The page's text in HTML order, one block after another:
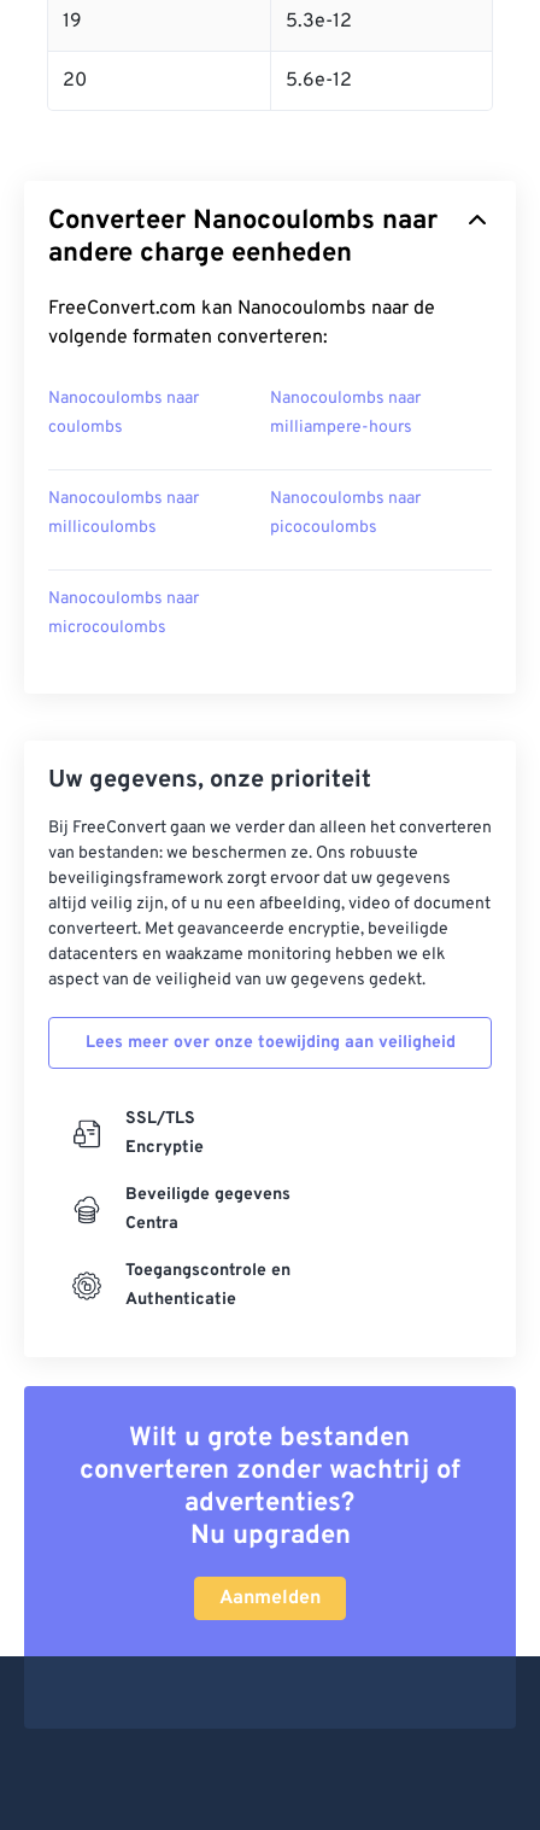
19 5.3e-12
20 5.6e-12
Converteer Nanocoulombs naar
andere charge eenheden
FreeConvert.com kan Nanocoulombs naar de
volgende formaten converteren:
Nanocoulombs naar
coulombs
Nanocoulombs naar
milliampere-hours
Nanocoulombs naar
millicoulombs
Nanocoulombs naar
picocoulombs
Nanocoulombs naar
microcoulombs
Uw gegevens, onze prioriteit
Bij FreeConvert gaan we verder dan alleen het converteren
van bestanden: we beschermen ze. Ons robuuste
beveiligingsframework zorgt ervoor dat uw gegevens
altijd veilig zijn, of u nu een afbeelding, video of document
converteert. Met geavanceerde encryptie, beveiligde
datacenters en waakzame monitoring hebben we elk
aspect van de veiligheid van uw gegevens gedekt.
Lees meer over onze toewijding aan veiligheid
SSL/TLS
Encryptie
Beveiligde gegevens
Centra
Toegangscontrole en
Authenticatie
Wilt u grote bestanden
converteren zonder wachtrij of
advertenties?
Nu upgraden
Aanmelden